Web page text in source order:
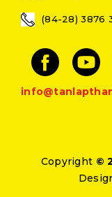
(84-28) 3876
Copyright ©